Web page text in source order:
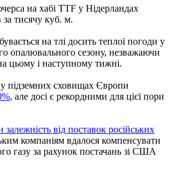
на хабі TTF у Нідерландах
тисячу куб. м.
на тлі досить теплої погоди у
опалювального сезону, незважаючи
цьому і наступному тижні.
підземних сховищах Європи
, але досі є рекордними для цієї пори
залежність від поставок російських
компаніям вдалося компенсувати
газу за рахунок постачань зі США